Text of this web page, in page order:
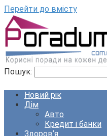
Перейти до вмісту
Пошук:
Новий рік
Дім
Авто
Кредит і банки
Здоров’я